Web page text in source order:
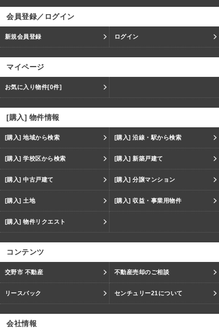
会員登録／ログイン
新規会員登録 ログイン
マイページ
お気に入り物件[0件]
[購入] 物件情報
[購入] 地域から検索 [購入] 沿線・駅から検索
[購入] 学校区から検索 [購入] 新築戸建て
[購入] 中古戸建て [購入] 分譲マンション
[購入] 土地 [購入] 収益・事業用物件
[購入] 物件リクエスト
コンテンツ
交野市 不動産 不動産売却のご相談
リースバック センチュリー21について
会社情報